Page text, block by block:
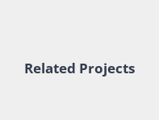
Related Projects